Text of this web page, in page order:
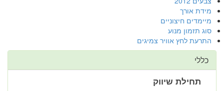
מידת אורך
מיימדים חיצוניים
סוג תזמון מנוע
התרעת לחץ אוויר צמיגים
כללי
תחילת שיווק